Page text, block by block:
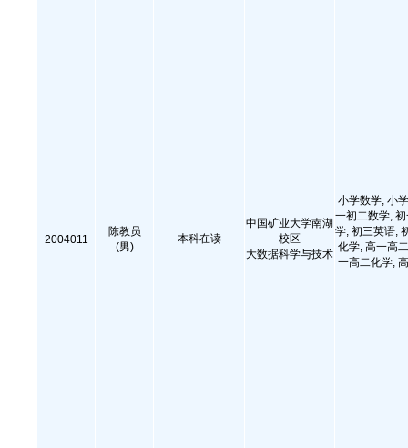
2004011
陈教员
(男)
本科在读
中国矿业大学南湖
校区
大数据科学与技术
小学数学, 小
一初二数学,
学, 初三英语,
化学, 高一高
一高二化学,